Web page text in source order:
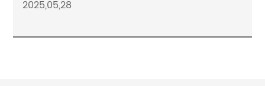
2025,05,28